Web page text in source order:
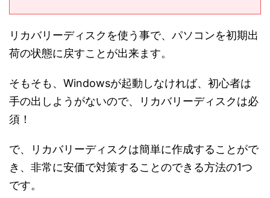
リカバリーディスクを使う事で、パソコンを初期出
荷の状態に戻すことが出来ます。
そもそも、Windowsが起動しなければ、初心者は
手の出しようがないので、リカバリーディスクは必
須！
で、リカバリーディスクは簡単に作成することがで
き、非常に安価で対策することのできる方法の1つ
です。